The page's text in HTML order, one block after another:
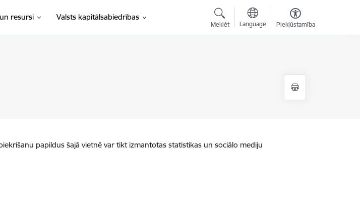
resursi Valsts kapitālsabiedrības
Meklēt Language Piekļūstamība
papildus šajā vietnē var tikt izmantotas statistikas un sociālo mediju